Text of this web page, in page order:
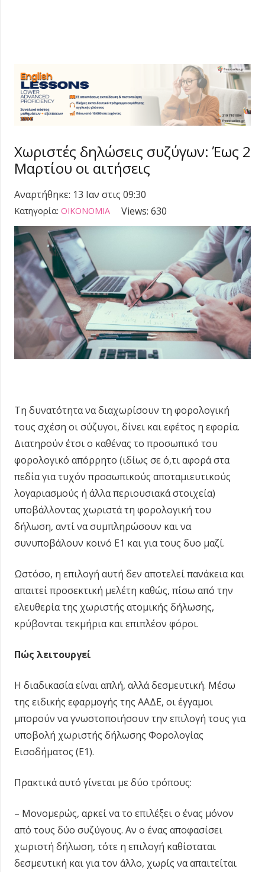
Χωριστές δηλώσεις συζύγων: Έως 2
Μαρτίου οι αιτήσεις
Αναρτήθηκε: 13 Ιαν στις 09:30
Κατηγορία: ΟΙΚΟΝΟΜΙΑ Views:630
Τη δυνατότητα να διαχωρίσουν τη φορολογική
τους σχέση οι σύζυγοι, δίνει και εφέτος η εφορία.
Διατηρούν έτσι ο καθένας το προσωπικό του
φορολογικό απόρρητο (ιδίως σε ό,τι αφορά στα
πεδία για τυχόν προσωπικούς αποταμιευτικούς
λογαριασμούς ή άλλα περιουσιακά στοιχεία)
υποβάλλοντας χωριστά τη φορολογική του
δήλωση, αντί να συμπληρώσουν και να
συνυποβάλουν κοινό Ε1 και για τους δυο μαζί.
Ωστόσο, η επιλογή αυτή δεν αποτελεί πανάκεια και
απαιτεί προσεκτική μελέτη καθώς, πίσω από την
ελευθερία της χωριστής ατομικής δήλωσης,
κρύβονται τεκμήρια και επιπλέον φόροι.
Πώς λειτουργεί
Η διαδικασία είναι απλή, αλλά δεσμευτική. Μέσω
της ειδικής εφαρμογής της ΑΑΔΕ, οι έγγαμοι
μπορούν να γνωστοποιήσουν την επιλογή τους για
υποβολή χωριστής δήλωσης Φορολογίας
Εισοδήματος (Ε1).
Πρακτικά αυτό γίνεται με δύο τρόπους:
– Μονομερώς, αρκεί να το επιλέξει ο ένας μόνον
από τους δύο συζύγους. Αν ο ένας αποφασίσει
χωριστή δήλωση, τότε η επιλογή καθίσταται
δεσμευτική και για τον άλλο, χωρίς να απαιτείται